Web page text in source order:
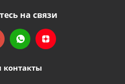
на связи